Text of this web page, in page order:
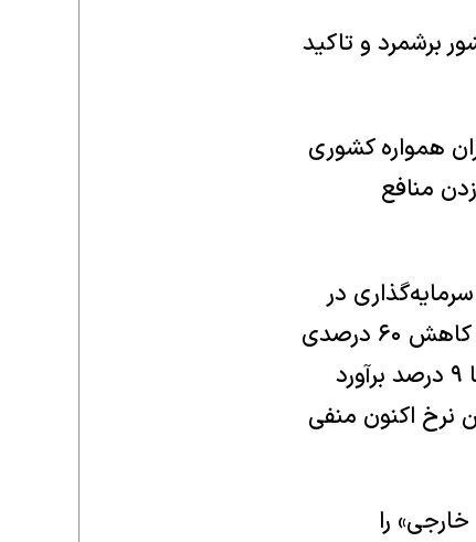
برشمرد و تاکید
همواره کشوری
منافع
صنعت ساختمان اشاره کرد و افزود: ۹۰ درصد سرمایه‌گذاری در
این صنعت توسط بخش خصوصی انجام می‌شود، اما در سال‌های اخیر شاهد کاهش ۶۰ درصدی
سرمایه‌گذاری در این حوزه بوده‌ایم. پتانسیل ارزش افزوده صنعت ساختمان تا ۹ درصد برآورد
نرخ اکنون منفی
را